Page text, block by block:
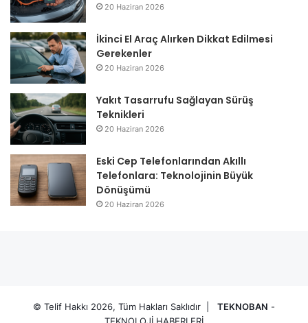
20 Haziran 2026
İkinci El Araç Alırken Dikkat Edilmesi
Gerekenler
20 Haziran 2026
Yakıt Tasarrufu Sağlayan Sürüş
Teknikleri
20 Haziran 2026
Eski Cep Telefonlarından Akıllı
Telefonlara: Teknolojinin Büyük
Dönüşümü
20 Haziran 2026
© Telif Hakkı 2026, Tüm Hakları Saklıdır | TEKNOBAN -